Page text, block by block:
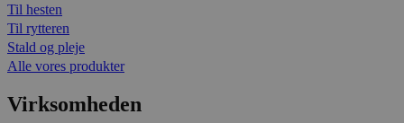
Til hesten
Til rytteren
Stald og pleje
Alle vores produkter
Virksomheden